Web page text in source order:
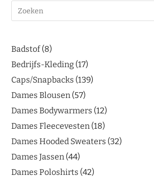
Badstof 8
Bedrijfs-Kleding 17
Caps/Snapbacks 139
Dames Blousen 57
Dames Bodywarmers 12
Dames Fleecevesten 18
Dames Hooded Sweaters 32
Dames Jassen 44
Dames Poloshirts 42